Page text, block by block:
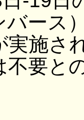
バース
実施さ
不要と